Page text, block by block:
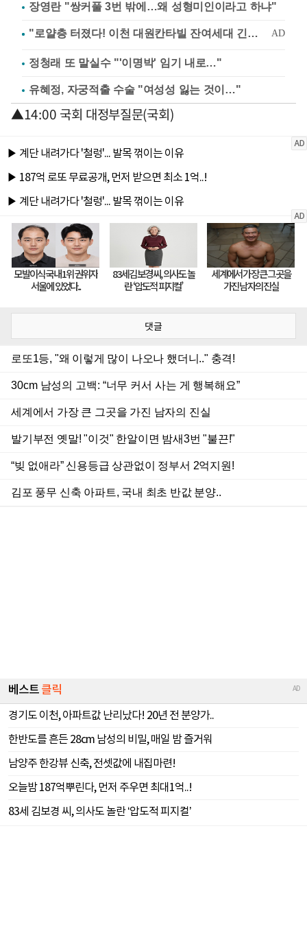
장영란 "쌍커풀 3번 밖에…왜 성형미인이라고 하냐"
정청래 또 말실수 "'이명박' 임기 내로…"
유혜정, 자궁적출 수술 "여성성 잃는 것이…"
▲14:00 국회 대정부질문(국회)
댓글